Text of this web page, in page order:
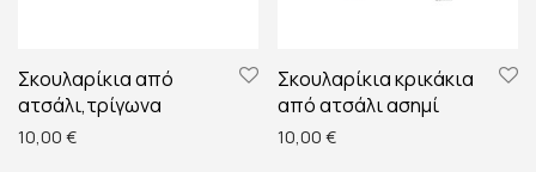
Σκουλαρίκια από
ατσάλι,τρίγωνα
10,00 €
Σκουλαρίκια κρικάκια
από ατσάλι ασημί
10,00 €